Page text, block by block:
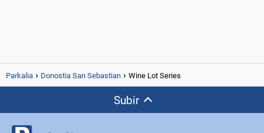
Parkalia Donostia San Sebastian Wine Lot Series
Subir